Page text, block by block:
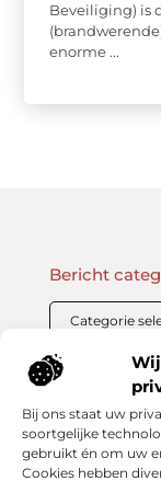
Bij ons staat uw
soortgelijke
gebruikt én om uw
Cookies hebben
Beveiliging) is
enorme ...
Onze
Bericht